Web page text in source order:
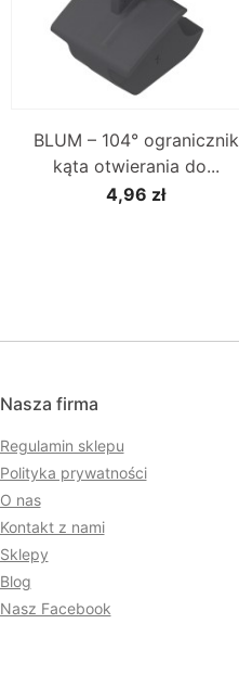
BLUM – 104° ogranicznik
kąta otwierania do...
4,96 zł
Nasza firma
Regulamin sklepu
Polityka prywatności
O nas
Kontakt z nami
Sklepy
Blog
Nasz Facebook